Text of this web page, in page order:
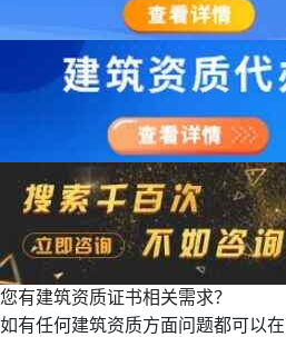
您有建筑资质证书相关需求？
如有任何建筑资质方面问题都可以